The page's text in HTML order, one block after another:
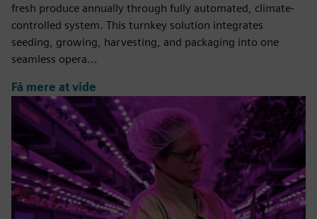
fresh produce annually through fully automated, climate-
controlled system. This turnkey solution integrates
seeding, growing, harvesting, and packaging into one
seamless opera...
Få mere at vide